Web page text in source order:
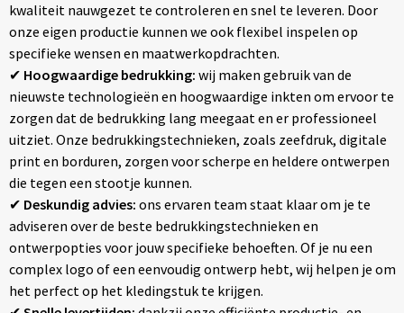
kwaliteit nauwgezet te controleren en snel te leveren. Door
onze eigen productie kunnen we ook flexibel inspelen op
specifieke wensen en maatwerkopdrachten.
✔ Hoogwaardige bedrukking: wij maken gebruik van de
nieuwste technologieën en hoogwaardige inkten om ervoor te
zorgen dat de bedrukking lang meegaat en er professioneel
uitziet. Onze bedrukkingstechnieken, zoals zeefdruk, digitale
print en borduren, zorgen voor scherpe en heldere ontwerpen
die tegen een stootje kunnen.
✔ Deskundig advies: ons ervaren team staat klaar om je te
adviseren over de beste bedrukkingstechnieken en
ontwerpopties voor jouw specifieke behoeften. Of je nu een
complex logo of een eenvoudig ontwerp hebt, wij helpen je om
het perfect op het kledingstuk te krijgen.